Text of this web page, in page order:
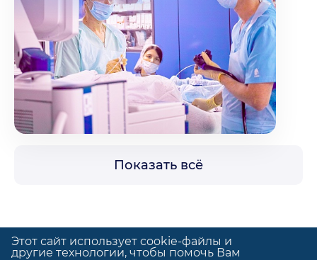
Показать всё
Этот сайт использует cookie-файлы и
другие технологии, чтобы помочь Вам